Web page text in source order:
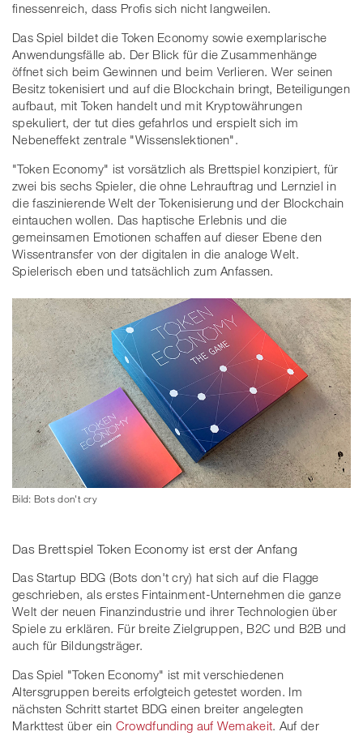
finessenreich, dass Profis sich nicht langweilen.
Das Spiel bildet die Token Economy sowie exemplarische
Anwendungsfälle ab. Der Blick für die Zusammenhänge
öffnet sich beim Gewinnen und beim Verlieren. Wer seinen
Besitz tokenisiert und auf die Blockchain bringt, Beteiligungen
aufbaut, mit Token handelt und mit Kryptowährungen
spekuliert, der tut dies gefahrlos und erspielt sich im
Nebeneffekt zentrale "Wissenslektionen".
"Token Economy" ist vorsätzlich als Brettspiel konzipiert, für
zwei bis sechs Spieler, die ohne Lehrauftrag und Lernziel in
die faszinierende Welt der Tokenisierung und der Blockchain
eintauchen wollen. Das haptische Erlebnis und die
gemeinsamen Emotionen schaffen auf dieser Ebene den
Wissentransfer von der digitalen in die analoge Welt.
Spielerisch eben und tatsächlich zum Anfassen.
Bild: Bots don't cry
Das Brettspiel Token Economy ist erst der Anfang
Das Startup BDG (Bots don't cry) hat sich auf die Flagge
geschrieben, als erstes Fintainment-Unternehmen die ganze
Welt der neuen Finanzindustrie und ihrer Technologien über
Spiele zu erklären. Für breite Zielgruppen, B2C und B2B und
auch für Bildungsträger.
Das Spiel "Token Economy" ist mit verschiedenen
Altersgruppen bereits erfolgteich getestet worden. Im
nächsten Schritt startet BDG einen breiter angelegten
Markttest über ein Crowdfunding auf Wemakeit. Auf der